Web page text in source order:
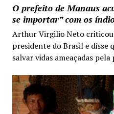
O prefeito de Manaus
se importar” com os
Arthur Virgilio Neto criticou
presidente do Brasil e disse
salvar vidas ameaçadas